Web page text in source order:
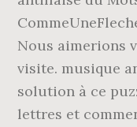
Nous aimerions
visite. musique
solution à ce
lettres et